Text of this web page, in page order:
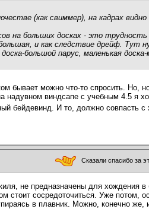
(как свиммер), на кадрах
на больших досках - это
и как следствие дрейф. Тут
большой парус, маленькая
бывает можно что-то спросить. Но,
надувном виндсапе с учебным 4.5 я
бейдевинд. И то, должно
Сказали спасибо за
не предназначены для
стоит сосредоточиться. Уже потом,
в плавник. Можно, конечно